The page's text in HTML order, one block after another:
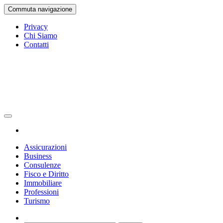
Vai
al
contenuto
Commuta navigazione
Privacy
Chi Siamo
Contatti
Assicurazioni
Business
Consulenze
Fisco e Diritto
Immobiliare
Professioni
Turismo